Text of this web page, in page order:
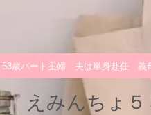
53歳パート主婦 夫は単身赴任 義
えみんちょ